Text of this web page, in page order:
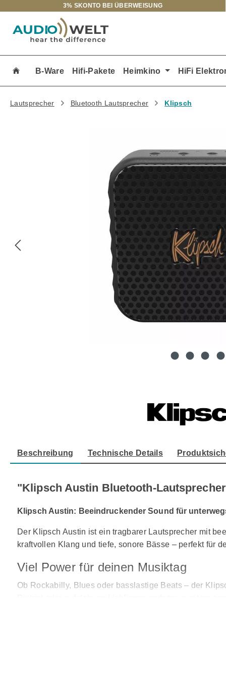
Hauptinhalt springen
Zur Suche springen
Zur Hauptnavigation springen
3% SKONTO BEI ÜBERWEISUNG
B-Ware Hifi-Pakete Heimkino HiFi
Lautsprecher Bluetooth Lautsprecher Klipsch
Beschreibung Technische Details
"Klipsch Austin Bluetooth-
Klipsch Austin: Beeindruckender Sound für
Der Klipsch Austin ist ein tragbarer Lautsprecher mit
kraftvollen Klang und tiefe, sonore Bässe – perfekt für
Viel Power für deinen Musiktag
Ob Rockabilly, Blues oder basslastige Beats – der